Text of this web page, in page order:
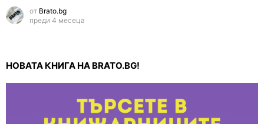
от Brato.bg
преди 4 месеца
НОВАТА КНИГА НА BRATO.BG!